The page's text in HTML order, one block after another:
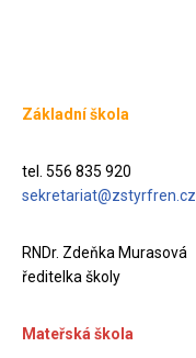
Základní škola
tel. 556 835 920
sekretariat@zstyrfren.cz
RNDr. Zdeňka Murasová
ředitelka školy
Mateřská škola